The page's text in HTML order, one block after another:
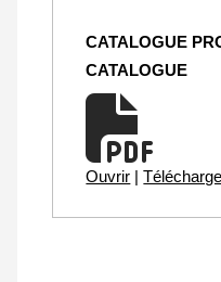
CATALOGUE
CATALOGUE
Ouvrir |